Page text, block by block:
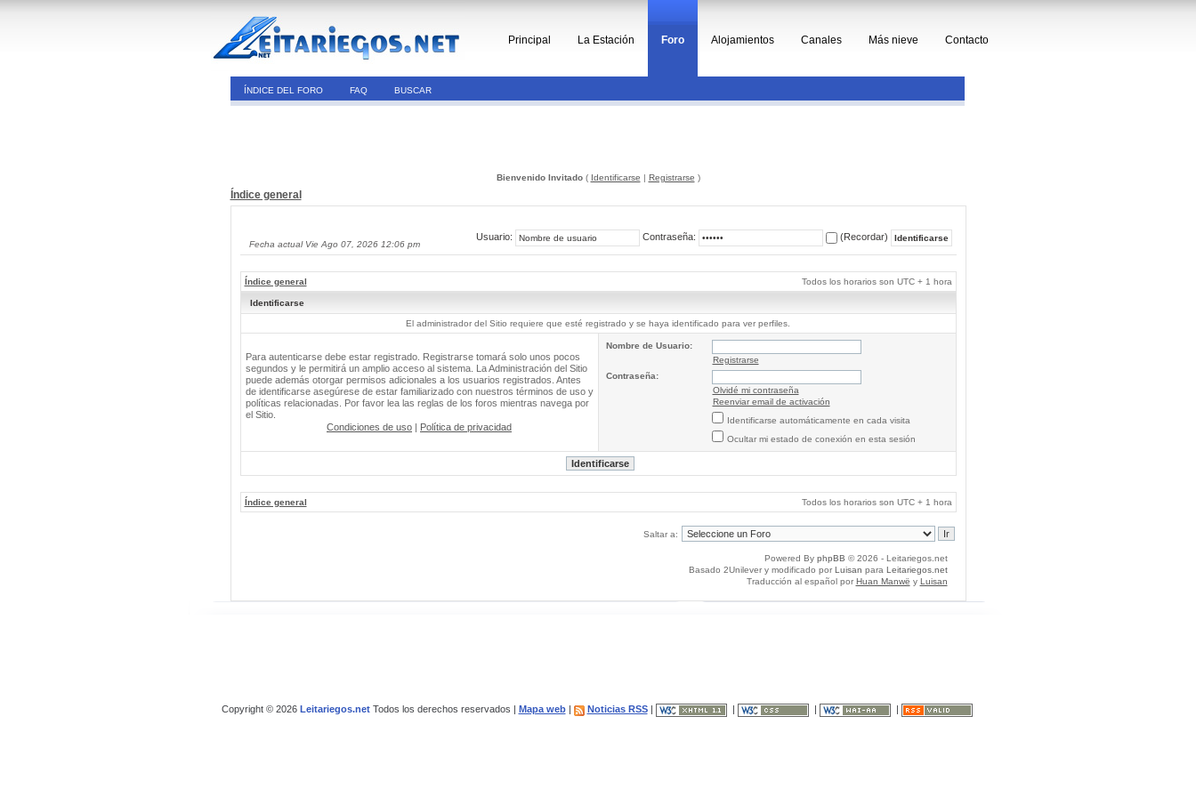
Principal La Estación Foro Alojamientos Canales Más nieve Contacto
ÍNDICE DEL FORO FAQ BUSCAR
Bienvenido Invitado( Identificarse | Registrarse )
Índice general
Fecha actual Vie Ago 07, 2026 12:06 pm
Usuario: Contraseña: (Recordar)
Índice general Todos los horarios son UTC + 1 hora
Identificarse
El administrador del Sitio requiere que esté registrado y se haya identificado para ver perfiles.
Para autenticarse debe estar registrado. Registrarse tomará solo unos pocos
segundos y le permitirá un amplio acceso al sistema. La Administración del Sitio
puede además otorgar permisos adicionales a los usuarios registrados. Antes
de identificarse asegúrese de estar familiarizado con nuestros términos de uso y
políticas relacionadas. Por favor lea las reglas de los foros mientras navega por
el Sitio.
Condiciones de uso | Política de privacidad
Nombre de Usuario:
Registrarse
Contraseña:
Olvidé mi contraseña
Reenviar email de activación
Identificarse automáticamente en cada visita
Ocultar mi estado de conexión en esta sesión
Índice general Todos los horarios son UTC + 1 hora
Saltar a:
Powered By phpBB © 2026 - Leitariegos.net
Basado 2Unilever y modificado por Luisan para Leitariegos.net
Traducción al español por Huan Manwë y Luisan
Copyright © 2026 Leitariegos.netTodos los derechos reservados | Mapa web| Noticias RSS|